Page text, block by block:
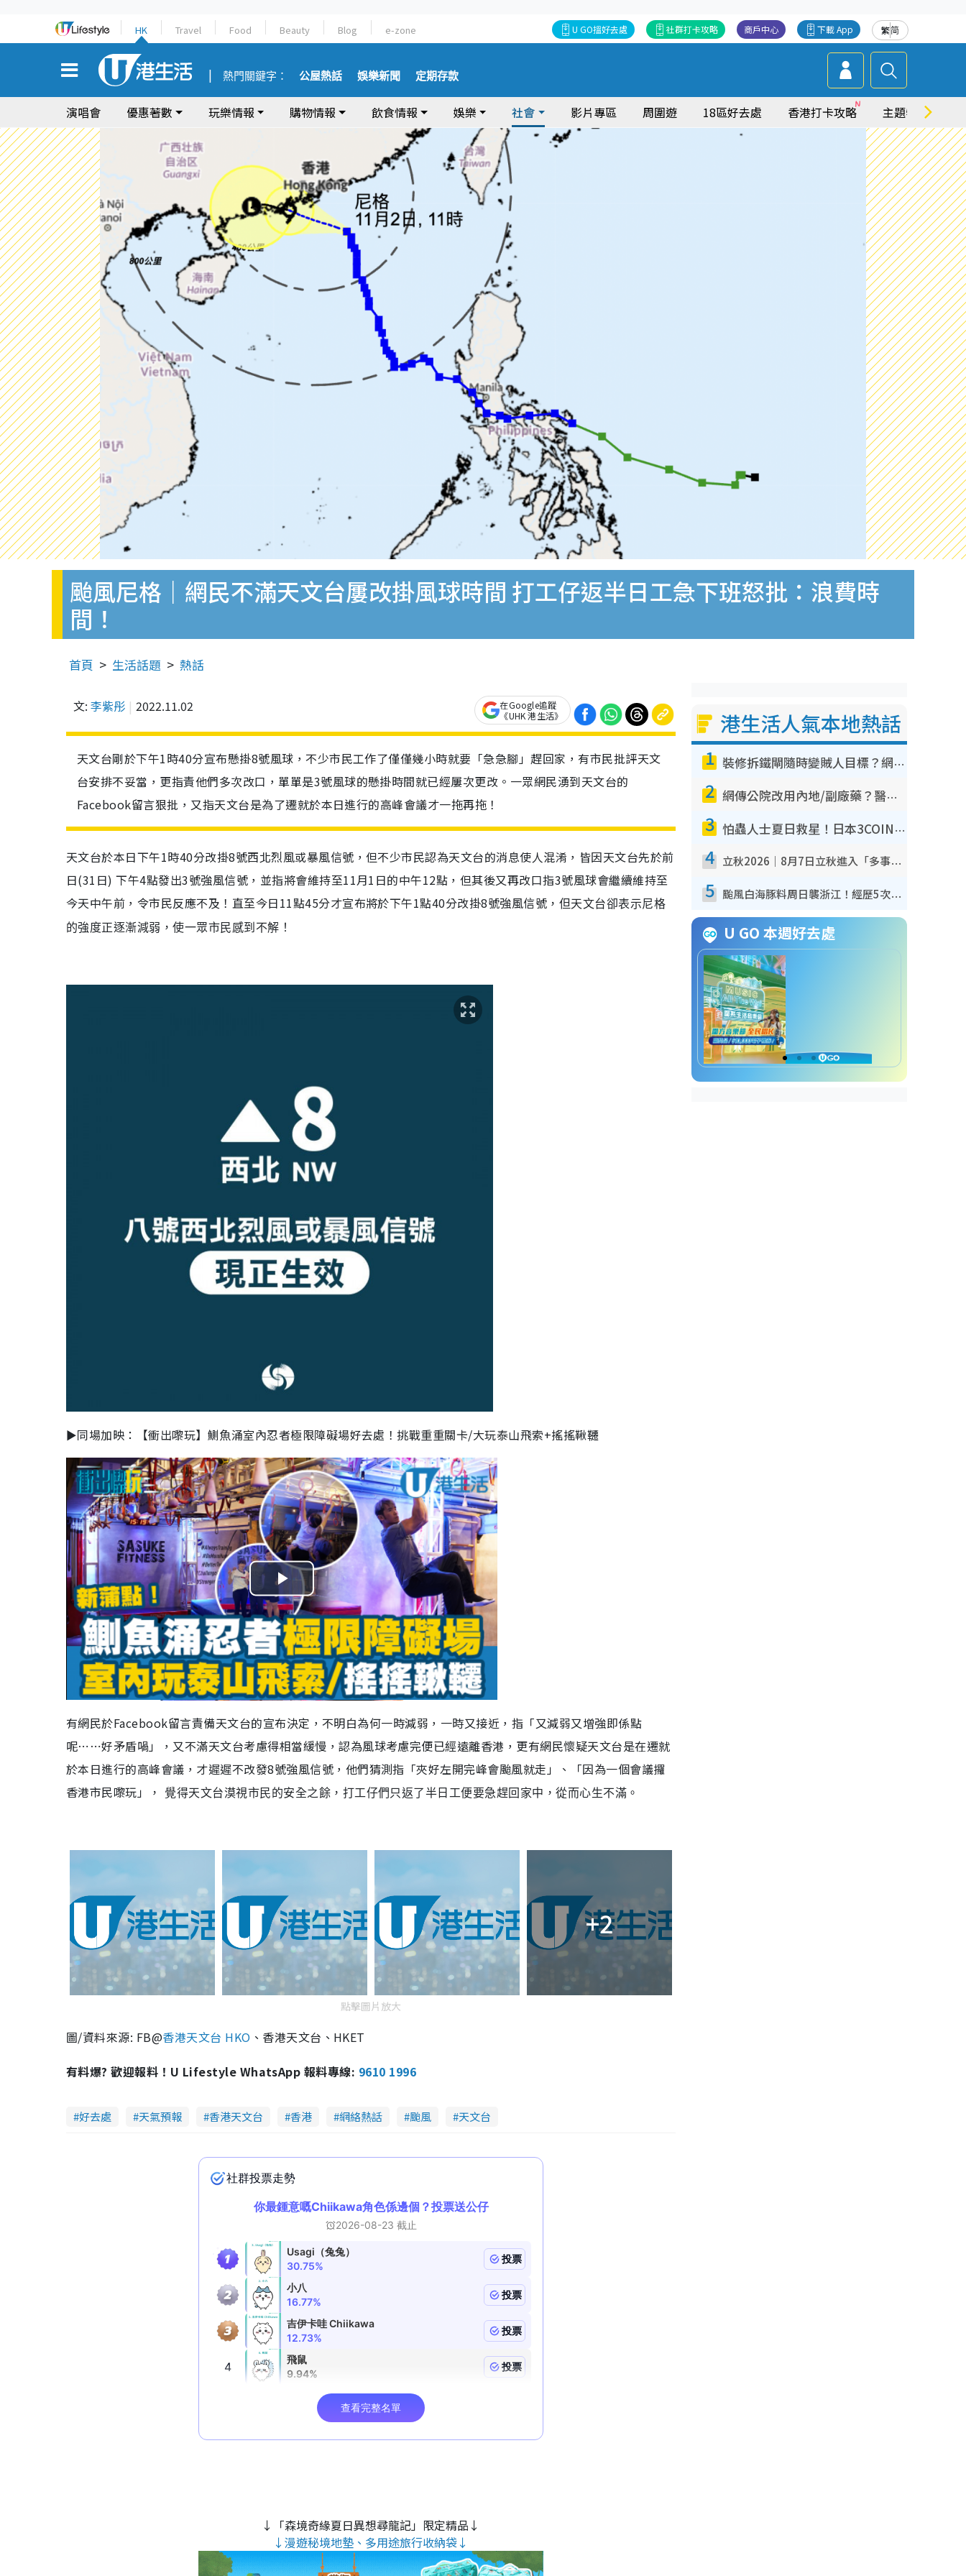
HK Travel Food Beauty Blog e-zone 繁简
下載 App
商戶中心
社群打卡攻略
U GO搵好去處
熱門關鍵字： 公屋熱話 娛樂新聞 定期存款
演唱會 優惠著數 玩樂情報 購物情報 飲食情報 娛樂 社會 影片專區 周圍遊 18區好去處 香港打卡攻略 主題特集
颱風尼格｜網民不滿天文台屢改掛風球時間 打工仔返半日工急下班怒批：浪費時
間！
首頁 生活話題 熱話
文: 李紫彤 2022.11.02
在Google追蹤
《UHK 港生活》
天文台剛於下午1時40分宣布懸掛8號風球，不少市民工作了僅僅幾小時就要「急急腳」趕回家，有市民批評天文
台安排不妥當，更指責他們多次改口，單單是3號風球的懸掛時間就已經屢次更改。一眾網民湧到天文台的
Facebook留言狠批，又指天文台是為了遷就於本日進行的高峰會議才一拖再拖！
天文台於本日下午1時40分改掛8號西北烈風或暴風信號，但不少市民認為天文台的消息使人混淆 ， 皆因天文台先於前
日(31 日) 下午4點發出3號強風信號 ， 並指將會維持至11月1 日的中午12點 ， 但其後又再改口指3號風球會繼續維持至
今天中午前 ， 令市民反應不及！ 直至今日11點45分才宣布將於下午1點40分改掛8號強風信號 ， 但天文台卻表示尼格
的強度正逐漸減弱 ，使一眾市民感到不解！
►同場加映：【衝出嚟玩】鰂魚涌室內忍者極限障礙場好去處！挑戰重重關卡/大玩泰山飛索+搖搖鞦韆
P
l
a
y
V
i
d
o
有網民於Facebook留言責備天文台的宣布決定 ，不明白為何一時減弱 ，一時又接近 ，指 「又減弱又增強即係點
呢⋯⋯好矛盾喎」 ，又不滿天文台考慮得相當緩慢 ，認為風球考慮完便已經遠離香港 ，更有網民懷疑天文台是在遷就
於本日進行的高峰會議 ，才遲遲不改發8號強風信號 ，他們猜測指 「夾好左開完峰會颱風就走」、「因為一個會議攞
香港市民嚟玩」 ， 覺得天文台漠視市民的安全之餘 ，打工仔們只返了半日工便要急趕回家中 ，從而心生不滿。
+2
點擊圖片放大
圖/資料來源: FB@香港天文台 HKO 、香港天文台、HKET
有料爆? 歡迎報料！U Lifestyle WhatsApp 報料專線: 9610 1996
好去處 天氣預報 香港天文台 香港 網絡熱話 颱風 天文台
↓「森境奇緣夏日異想尋龍記」限定精品↓
↓漫遊秘境地墊、多用途旅行收納袋↓
港生活人氣本地熱話
1 裝修拆鐵閘隨時變賊人目標？網民揭2大關鍵用途：裝新式等於白裝？附新舊鐵閘分別
2 網傳公院改用內地/副廠藥？醫生拆解正副廠分別 揭4類人換藥隨時出事
3 怕蟲人士夏日救星！日本3COINS爆紅驅蟲神器$45起 1招「全程免觸碰」輕鬆搞定小強
4 立秋2026｜8月7日立秋進入「多事之秋」 3件事唔做得！專家教6招開運 清枱頭／銀包納氣接好運
5 颱風白海豚料周日襲浙江！經歷5次「眼牆置換」極罕見 成登陸內地最長途颱風
U GO 本週好去處